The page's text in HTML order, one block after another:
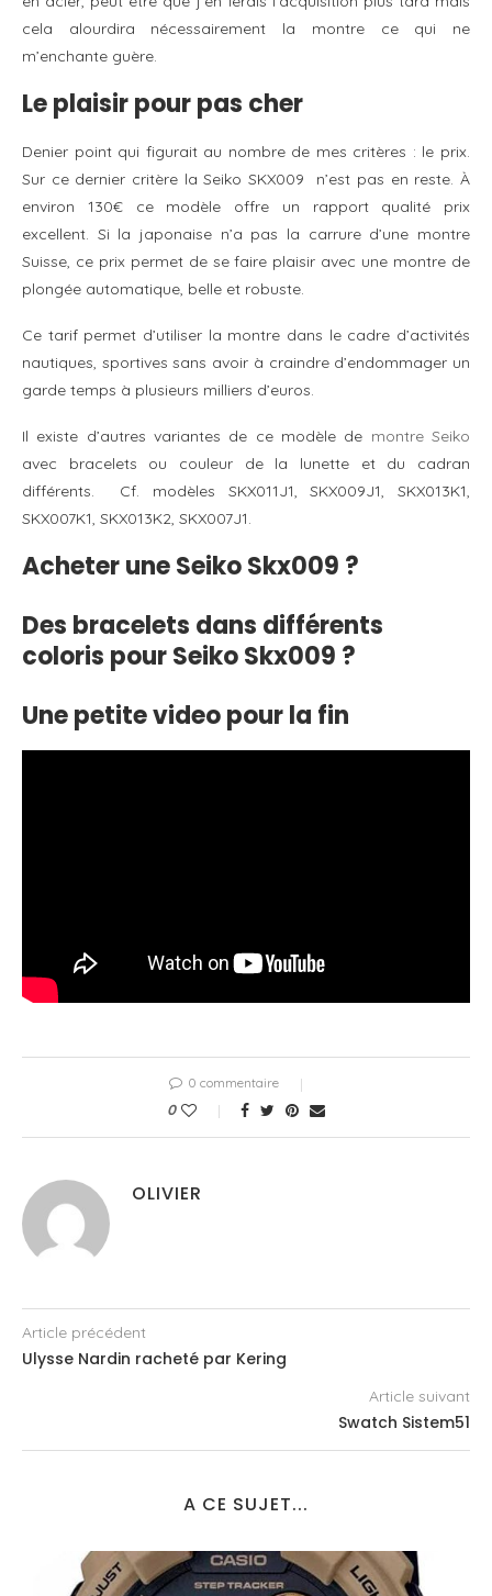
cela alourdira nécessairement la montre ce qui ne
m’enchante guère.
Le plaisir pour pas cher
Denier point qui figurait au nombre de mes critères : le prix.
Sur ce dernier critère la Seiko SKX009 n’est pas en reste. À
environ 130€ ce modèle offre un rapport qualité prix
excellent. Si la japonaise n’a pas la carrure d’une montre
Suisse, ce prix permet de se faire plaisir avec une montre de
plongée automatique, belle et robuste.
Ce tarif permet d’utiliser la montre dans le cadre d’activités
nautiques, sportives sans avoir à craindre d’endommager un
garde temps à plusieurs milliers d’euros.
Il existe d’autres variantes de ce modèle de montre Seiko
avec bracelets ou couleur de la lunette et du cadran
différents. Cf. modèles SKX011J1, SKX009J1, SKX013K1,
SKX007K1, SKX013K2, SKX007J1.
Acheter une Seiko Skx009 ?
Des bracelets dans différents
coloris pour Seiko Skx009 ?
Une petite video pour la fin
0 commentaire
0
OLIVIER
Article précédent
Ulysse Nardin racheté par Kering
Article suivant
Swatch Sistem51
A CE SUJET...